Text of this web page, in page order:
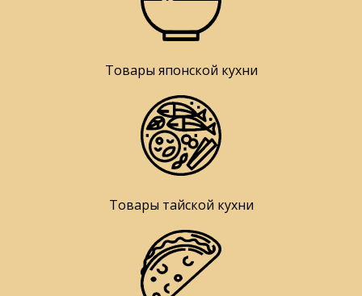
Товары японской кухни
Товары тайской кухни